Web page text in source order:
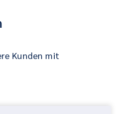
Kunden mit